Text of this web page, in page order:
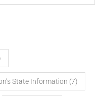
State Information (7)